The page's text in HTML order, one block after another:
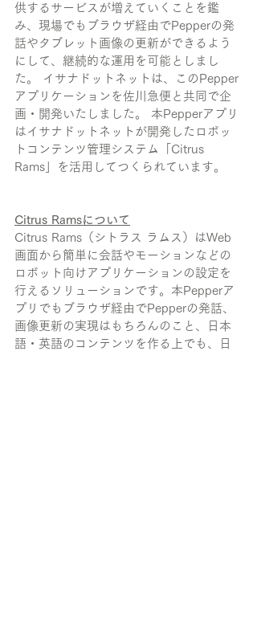
供するサービスが増えていくことを鑑
み、現場でもブラウザ経由でPepperの発
話やタブレット画像の更新ができるよう
にして、継続的な運用を可能としまし
た。 イサナドットネットは、このPepper
アプリケーションを佐川急便と共同で企
画・開発いたしました。 本Pepperアプリ
はイサナドットネットが開発したロボッ
トコンテンツ管理システム「Citrus
Rams」を活用してつくられています。
Citrus Ramsについて
Citrus Rams（シトラス ラムス）はWeb
画面から簡単に会話やモーションなどの
ロボット向けアプリケーションの設定を
行えるソリューションです。本Pepperア
プリでもブラウザ経由でPepperの発話、
画像更新の実現はもちろんのこと、日本
語・英語のコンテンツを作る上でも、日